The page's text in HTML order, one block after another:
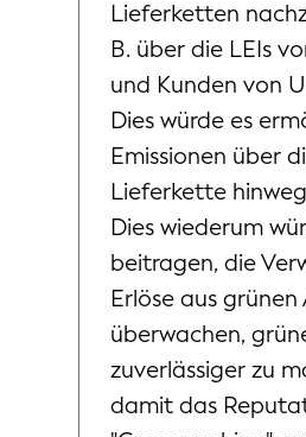
Lieferketten
B. über die LEIs
und Kunden von
Dies würde es
Emissionen über
Lieferkette
Dies wiederum
beitragen, die
Erlöse aus grünen
überwachen,
zuverlässiger zu
damit das